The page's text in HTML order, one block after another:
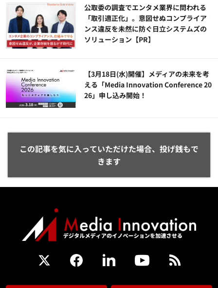
公​​取委の調査でエンタメ業界に問われる
「取引適正化」。意図せぬコンプライア
ンス違反を未然に防ぐ日立システムズの
ソリューション​【PR】
【3月18日(水)開催】メディアの未来を考
える「Media Innovation Conference 20
26」申し込み開始！
この記事を気に入っていただけた場合、投げ銭もで
きます